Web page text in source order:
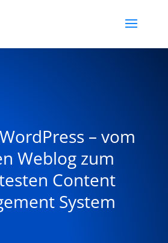
– vom
Weblog zum
Content
System